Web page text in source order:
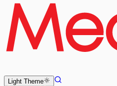
Light Theme